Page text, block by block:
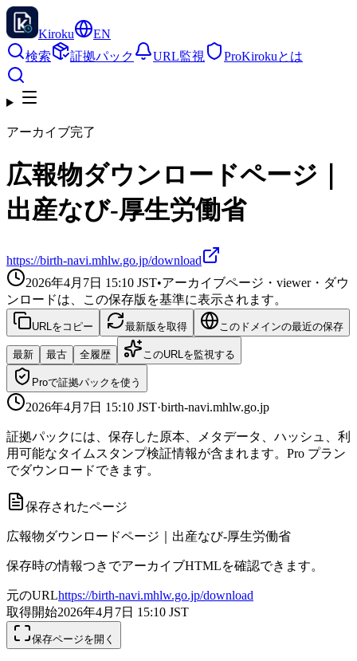
Kiroku
EN
検索
証拠パック URL監視 ProKirokuとは
アーカイブ完了
広報物ダウンロードページ｜
出産なび‐厚生労働省
https://birth-navi.mhlw.go.jp/download
2026年4月7日 15:10 JST•アーカイブページ・viewer・ダウ
ンロードは、この保存版を基準に表示されます。
URLをコピー 最新版を取得 このドメインの最近の保存
最新 最古 全履歴 このURLを監視する
Proで証拠パックを使う
2026年4月7日 15:10 JST·birth-navi.mhlw.go.jp
証拠パックには、保存した原本、メタデータ、ハッシュ、利
用可能なタイムスタンプ検証情報が含まれます。Pro プラン
でダウンロードできます。
保存されたページ
広報物ダウンロードページ｜出産なび‐厚生労働省
保存時の情報つきでアーカイブHTMLを確認できます。
元のURLhttps://birth-navi.mhlw.go.jp/download
取得開始2026年4月7日 15:10 JST
保存ページを開く